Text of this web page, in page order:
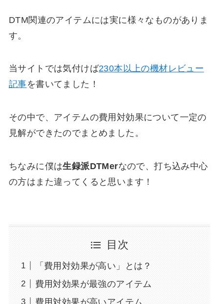
DTM関連のアイテムには実に様々なものがありま
す。
当サイトでは気付けば230本以上の機材レビュー
記事を書いてました！
その中で、アイテムの費用対効果について一定の
見解ができたのでまとめました。
ちなみに僕は生録派DTMerなので、打ち込み中心
の方はまた違ってくると思います！
目次
「費用対効果が高い」とは？
費用対効果が最強のアイテム
費用対効果が高いアイテム